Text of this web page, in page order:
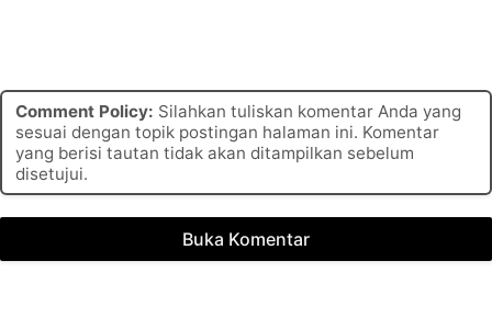
Comment Policy: Silahkan tuliskan komentar Anda yang
sesuai dengan topik postingan halaman ini. Komentar
yang berisi tautan tidak akan ditampilkan sebelum
disetujui.
Buka Komentar